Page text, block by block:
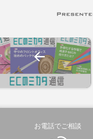
お電話でご相談